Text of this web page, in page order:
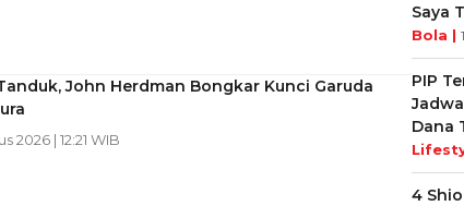
John Herdman Bongkar Kunci Garuda
2026 | 12:21 WIB
Saya
Bola |
PIP
Dana
4